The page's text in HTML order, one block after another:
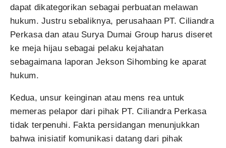
dapat dikategorikan sebagai perbuatan melawan
hukum. Justru sebaliknya, perusahaan PT. Ciliandra
Perkasa dan atau Surya Dumai Group harus diseret
ke meja hijau sebagai pelaku kejahatan
sebagaimana laporan Jekson Sihombing ke aparat
hukum.
Kedua, unsur keinginan atau mens rea untuk
memeras pelapor dari pihak PT. Ciliandra Perkasa
tidak terpenuhi. Fakta persidangan menunjukkan
bahwa inisiatif komunikasi datang dari pihak